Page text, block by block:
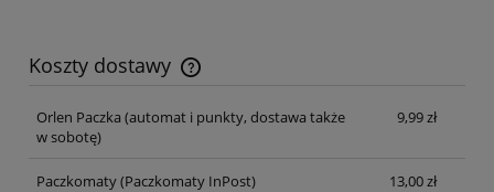
Koszty dostawy
Cena nie zawiera ewentualnych kosztów płatności
Orlen Paczka (automat i punkty, dostawa także
w sobotę)
9,99 zł
Paczkomaty(Paczkomaty InPost) 13,00 zł